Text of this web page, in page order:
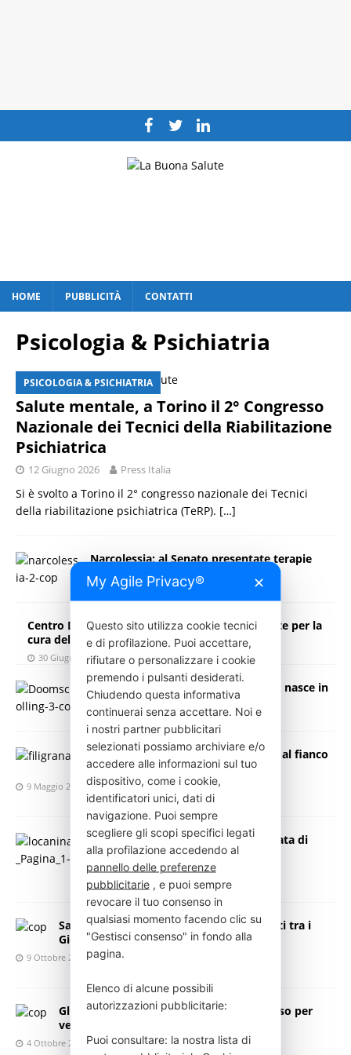
HOME PUBBLICITÀ CONTATTI
Psicologia & Psichiatria
PSICOLOGIA & PSICHIATRIA
Salute mentale, a Torino il 2° Congresso
Nazionale dei Tecnici della Riabilitazione
Psichiatrica
12 Giugno 2026 Press Italia
Si è svolto a Torino il 2° congresso nazionale dei Tecnici
della riabilitazione psichiatrica (TeRP). […]
Narcolessia: al Senato presentate terapie
rivoluzionarie
20 Settembre 2025
Centro DEMED a Villa Dante: un nuovo orizzonte per la
cura delle demenze
30 Giugno 2025 Press Italia
Unicusano misura il doomscrolling: nasce in
Italia la prima scala psicometrica
25 Giugno 2025 Press Italia
Benessere psicologico: UCBM e MUR al fianco
degli studenti
9 Maggio 2025 Press Italia
Autismo e Neurodivergenze: Giornata di
Approfondimento a Napoli
15 Febbraio 2025 Press Italia
Salute Mentale in Italia: Dati Preoccupanti tra i
Giovani
9 Ottobre 2024 Press Italia
Gli animali come terapia: un aiuto prezioso per
veterani e non solo
4 Ottobre 2024 Press Italia
My Agile Privacy® ✕
Questo sito utilizza cookie tecnici
e di profilazione. Puoi accettare,
rifiutare o personalizzare i cookie
premendo i pulsanti desiderati.
Chiudendo questa informativa
continuerai senza accettare. Noi e
i nostri partner pubblicitari
selezionati possiamo archiviare e/o
accedere alle informazioni sul tuo
dispositivo, come i cookie,
identificatori unici, dati di
navigazione. Puoi sempre
scegliere gli scopi specifici legati
alla profilazione accedendo al
pannello delle preferenze
pubblicitarie, e puoi sempre
revocare il tuo consenso in
qualsiasi momento facendo clic su
"Gestisci consenso" in fondo alla
pagina.
Elenco di alcune possibili
autorizzazioni pubblicitarie:
Puoi consultare: la nostra lista di